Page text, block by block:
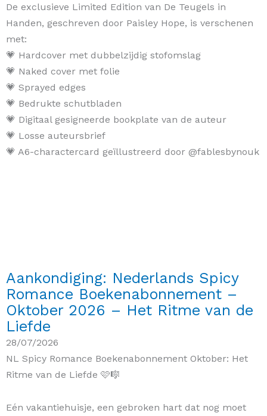
De exclusieve Limited Edition van De Teugels in
Handen, geschreven door Paisley Hope, is verschenen
met:
💗 Hardcover met dubbelzijdig stofomslag
💗 Naked cover met folie
💗 Sprayed edges
💗 Bedrukte schutbladen
💗 Digitaal gesigneerde bookplate van de auteur
💗 Losse auteursbrief
💗 A6-charactercard geïllustreerd door @fablesbynouk
Aankondiging: Nederlands Spicy
Romance Boekenabonnement –
Oktober 2026 – Het Ritme van de
Liefde
28/07/2026
NL Spicy Romance Boekenabonnement Oktober: Het
Ritme van de Liefde 🩷🎼
Eén vakantiehuisje, een gebroken hart dat nog moet